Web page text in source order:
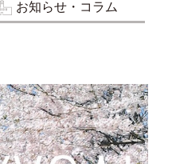
お知らせ・コラム